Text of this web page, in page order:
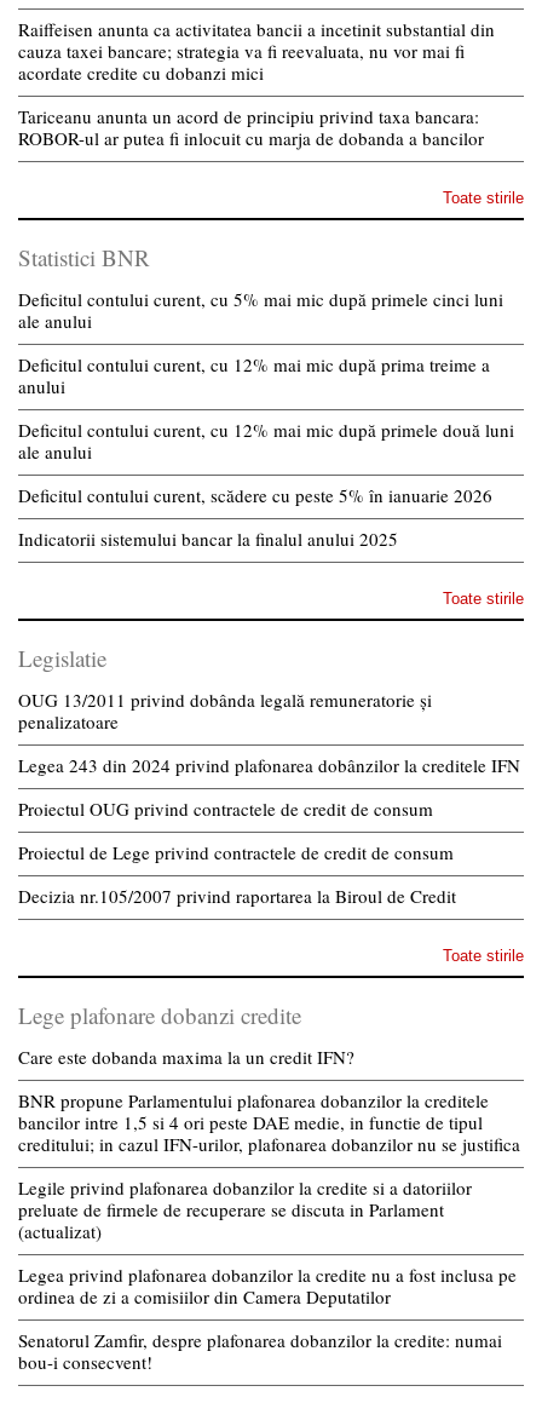
Raiffeisen anunta ca activitatea bancii a incetinit substantial din
cauza taxei bancare; strategia va fi reevaluata, nu vor mai fi
acordate credite cu dobanzi mici
Tariceanu anunta un acord de principiu privind taxa bancara:
ROBOR-ul ar putea fi inlocuit cu marja de dobanda a bancilor
Toate stirile
Statistici BNR
Deficitul contului curent, cu 5% mai mic după primele cinci luni
ale anului
Deficitul contului curent, cu 12% mai mic după prima treime a
anului
Deficitul contului curent, cu 12% mai mic după primele două luni
ale anului
Deficitul contului curent, scădere cu peste 5% în ianuarie 2026
Indicatorii sistemului bancar la finalul anului 2025
Toate stirile
Legislatie
OUG 13/2011 privind dobânda legală remuneratorie și
penalizatoare
Legea 243 din 2024 privind plafonarea dobânzilor la creditele IFN
Proiectul OUG privind contractele de credit de consum
Proiectul de Lege privind contractele de credit de consum
Decizia nr.105/2007 privind raportarea la Biroul de Credit
Toate stirile
Lege plafonare dobanzi credite
Care este dobanda maxima la un credit IFN?
BNR propune Parlamentului plafonarea dobanzilor la creditele
bancilor intre 1,5 si 4 ori peste DAE medie, in functie de tipul
creditului; in cazul IFN-urilor, plafonarea dobanzilor nu se justifica
Legile privind plafonarea dobanzilor la credite si a datoriilor
preluate de firmele de recuperare se discuta in Parlament
(actualizat)
Legea privind plafonarea dobanzilor la credite nu a fost inclusa pe
ordinea de zi a comisiilor din Camera Deputatilor
Senatorul Zamfir, despre plafonarea dobanzilor la credite: numai
bou-i consecvent!